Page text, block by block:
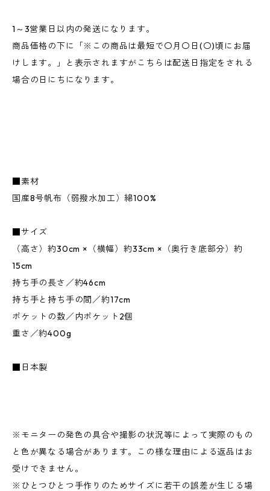
1～3営業日以内の発送になります。
商品価格の下に「※この商品は最短で〇月〇日(〇)頃にお届
けします。」と表示されますがこちらは配送日指定をされる
場合の日にちになります。
■素材
国産8号帆布（弱撥水加工）綿100%
■サイズ
（高さ）約30cm ×（横幅）約33cm ×（奥行き底部分）約
15cm
持ち手の長さ／約46cm
持ち手と持ち手の間／約17cm
ポケットの数／内ポケット2個
重さ／約400g
■日本製
※モニターの発色の具合や撮影の状況等によって実際のもの
と色が異なる場合があります。この様な理由による返品はお
受けできません。
※ひとつひとつ手作りのためサイズに若干の誤差が生じる場